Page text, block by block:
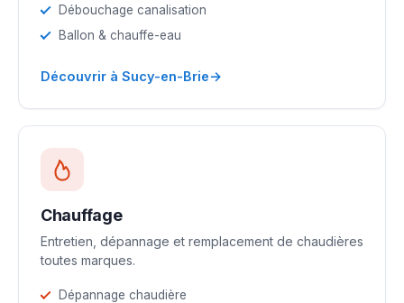
Débouchage canalisation
Ballon & chauffe-eau
Découvrir à Sucy-en-Brie→
Chauffage
Entretien, dépannage et remplacement de chaudières
toutes marques.
Dépannage chaudière